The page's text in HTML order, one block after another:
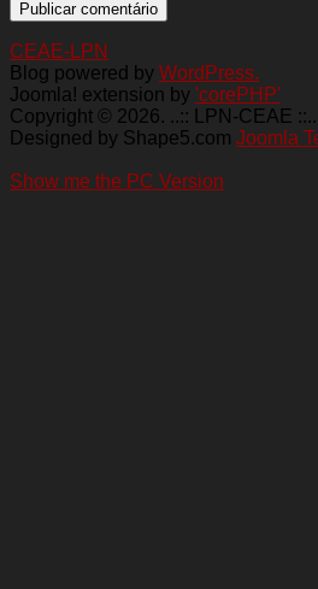
CEAE-LPN
Blog powered by WordPress.
Joomla! extension by 'corePHP'
Copyright © 2026. ..:: LPN-CEAE
Designed by Shape5.com Joomla
Show me the PC Version